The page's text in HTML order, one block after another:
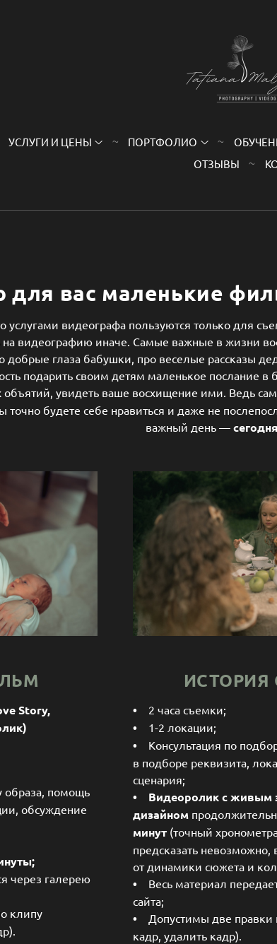
УСЛУГИ И ЦЕНЫ ПОРТФОЛИО
ОТЗЫВЫ
для вас маленькие
услугами видеографа пользуются только для
на видеографию иначе. Самые важные в жизни
добрые глаза бабушки, про веселые рассказы
подарить своим детям маленькое послание
объятий, увидеть ваше восхищение ими. Ведь
точно будете себе нравиться и даже не
важный день — сегодня
Story,
образа, помощь
обсуждение
через галерею
клипу
ИСТОРИЯ
• 2 часа съемки;
• 1-2 локации;
• Консультация по
в подборе реквизита,
сценария;
• Видеороликс живым
дизайном
минут (точный
предсказать невозможно,
от динамики сюжета и
• Весь материал
сайта;
• Допустимы две правки
кадр, удалить кадр).